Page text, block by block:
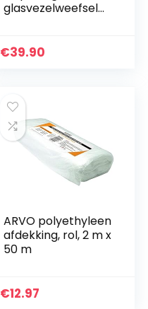
glasvezelweefsel
€39.90
ARVO polyethyleen
afdekking, rol, 2 m x
50 m
€12.97